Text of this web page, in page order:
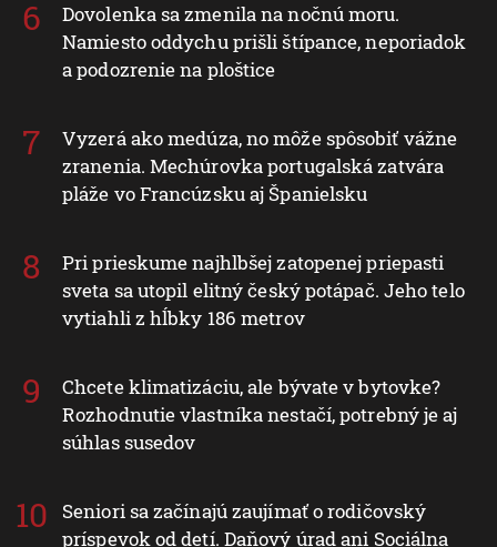
Dovolenka sa zmenila na nočnú moru.
Namiesto oddychu prišli štípance, neporiadok
a podozrenie na ploštice
Vyzerá ako medúza, no môže spôsobiť vážne
zranenia. Mechúrovka portugalská zatvára
pláže vo Francúzsku aj Španielsku
Pri prieskume najhlbšej zatopenej priepasti
sveta sa utopil elitný český potápač. Jeho telo
vytiahli z hĺbky 186 metrov
Chcete klimatizáciu, ale bývate v bytovke?
Rozhodnutie vlastníka nestačí, potrebný je aj
súhlas susedov
Seniori sa začínajú zaujímať o rodičovský
príspevok od detí. Daňový úrad ani Sociálna